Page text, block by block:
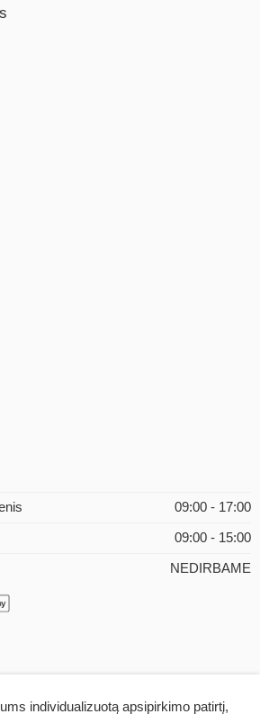
09:00 - 17:00
09:00 - 15:00
NEDIRBAME
individualizuotą apsipirkimo patirtį,